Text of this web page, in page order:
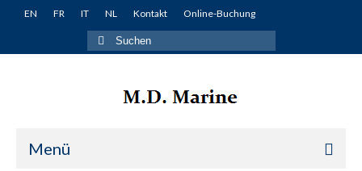
EN FR IT NL Kontakt Online-Buchung
Suche
nach:
Menü